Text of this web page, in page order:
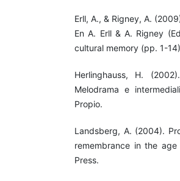
Erll, A., & Rigney, A.
En A. Erll & A. Rigney
cultural memory (pp. 1-
Herlinghauss, H.
Melodrama e
Propio.
Landsberg, A. (2004).
remembrance in the
Press.